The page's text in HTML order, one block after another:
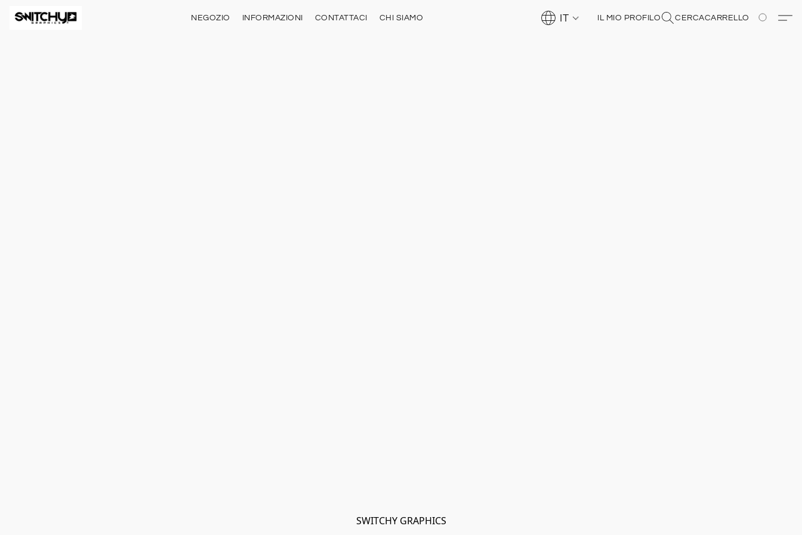
NEGOZIO INFORMAZIONI CONTATTACI CHI SIAMO IT IL MIO PROFILO CERCACARRELLO
SWITCHY GRAPHICS